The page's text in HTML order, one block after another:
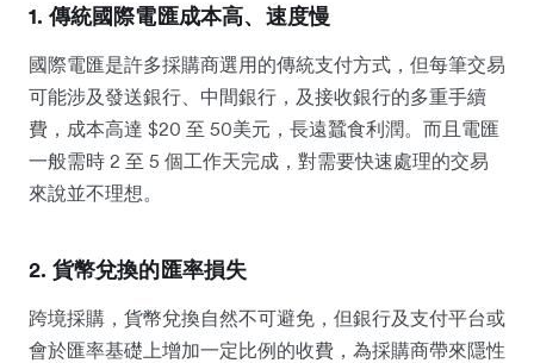
1. 傳統國際電匯成本高、速度慢
國際電匯是許多採購商選用的傳統支付方式，但每筆交易
可能涉及發送銀行、中間銀行，及接收銀行的多重手續
費，成本高達 $20 至 50美元，長遠蠶食利潤。而且電匯
一般需時 2 至 5 個工作天完成，對需要快速處理的交易
來說並不理想。
2. 貨幣兌換的匯率損失
跨境採購，貨幣兌換自然不可避免，但銀行及支付平台或
會於匯率基礎上增加一定比例的收費，為採購商帶來隱性